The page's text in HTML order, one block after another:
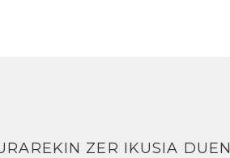
ZER IKUSIA DUEN